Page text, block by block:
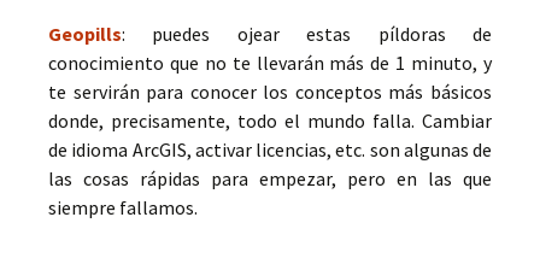
Geopills: puedes ojear estas píldoras de
conocimiento que no te llevarán más de 1 minuto, y
te servirán para conocer los conceptos más básicos
donde, precisamente, todo el mundo falla. Cambiar
de idioma ArcGIS, activar licencias, etc. son algunas de
las cosas rápidas para empezar, pero en las que
siempre fallamos.